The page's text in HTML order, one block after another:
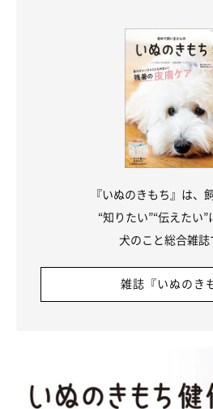
その主な内容は、フードやおやつな
混合ワクチン、健康診断といった医
イレ（シーツ）といった犬用品の購入
代、ペットホテル代、避妊去勢手術代
責任を持って犬を飼うということは、
ん、自分の時間を犬に費やし、必要
ことでもあります。そういった面も
のか、犬を飼う前にもう一度考えてみ
いぬのきもち WEB MAGAZINE｜犬
住居環境や家族構成別に考えるべきこ
参考／「いぬのきもち」WEB
心構え 住居環境や家族構成別に考え
もち獣医師相談室）
『いぬのきもち』は、
“知りたい”“伝えたい”
犬のこと総合雑誌
雑誌『いぬのき